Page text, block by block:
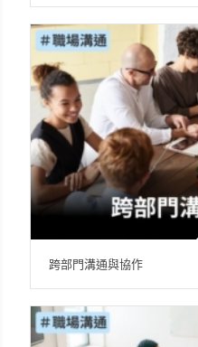
跨部門溝通與協作